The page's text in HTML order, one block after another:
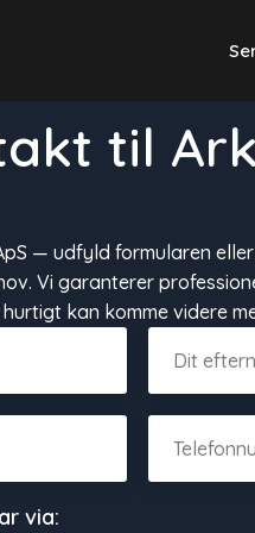
til
— udfyld formularen
Vi garanterer
kan komme videre
via: